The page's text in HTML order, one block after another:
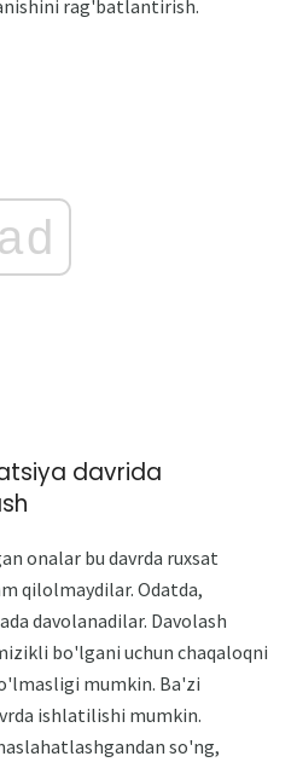
rag'batlantirish.
ad
davrida
onalar bu davrda ruxsat
qilolmaydilar. Odatda,
davolanadilar. Davolash
bo'lgani uchun chaqaloqni
mumkin. Ba'zi
ishlatilishi mumkin.
so'ng,